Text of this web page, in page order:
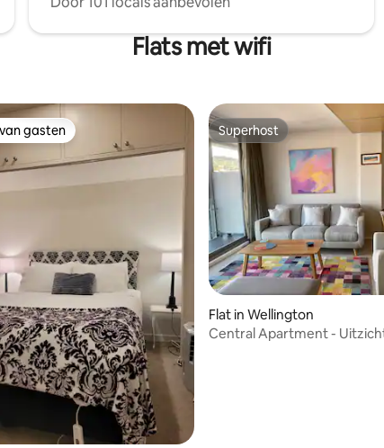
Flats met wifi
gasten
gasten Superhost
Superhost
Flat in Wellington
Central Apartment -